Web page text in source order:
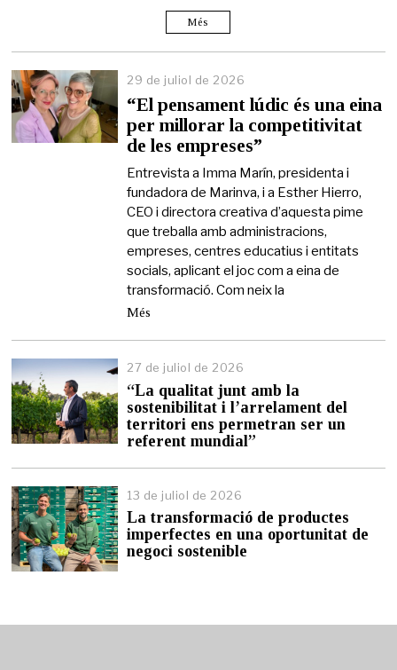
0
6
Més
29 de juliol de 2026
“El pensament lúdic és una eina
per millorar la competitivitat
de les empreses”
Entrevista a Imma Marín, presidenta i
fundadora de Marinva, i a Esther Hierro,
CEO i directora creativa d’aquesta pime
que treballa amb administracions,
empreses, centres educatius i entitats
socials, aplicant el joc com a eina de
transformació. Com neix la
Més
27 de juliol de 2026
7
d
e
j
u
l
d
e
2
“La qualitat junt amb la
sostenibilitat i l’arrelament del
territori ens permetran ser un
referent mundial”
13 de juliol de 2026
3
d
e
j
o
La transformació de productes
imperfectes en una oportunitat de
negoci sostenible